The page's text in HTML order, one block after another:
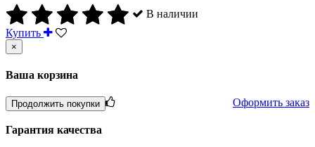
В наличии
Купить
×
Ваша корзина
Продолжить покупки Оформить заказ
Гарантия качества